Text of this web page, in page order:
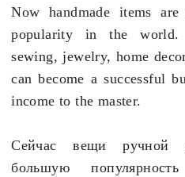
Now handmade items
popularity in the world.
sewing, jewelry, home
can become a successful
income to the master.
Сейчас вещи ручной
большую